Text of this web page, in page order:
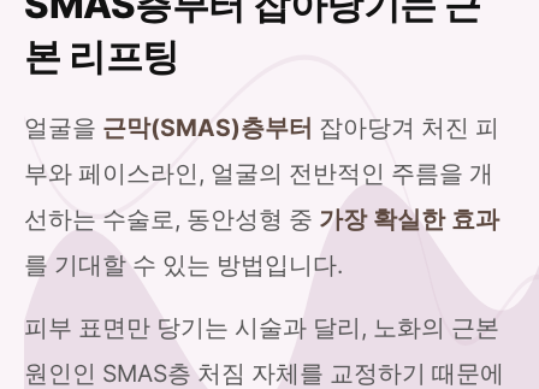
본 리프팅
얼굴을 근막(SMAS)층부터 잡아당겨 처진 피
부와 페이스라인, 얼굴의 전반적인 주름을 개
선하는 수술로, 동안성형 중 가장 확실한 효과
를 기대할 수 있는 방법입니다.
피부 표면만 당기는 시술과 달리, 노화의 근본
원인인 SMAS층 처짐 자체를 교정하기 때문에